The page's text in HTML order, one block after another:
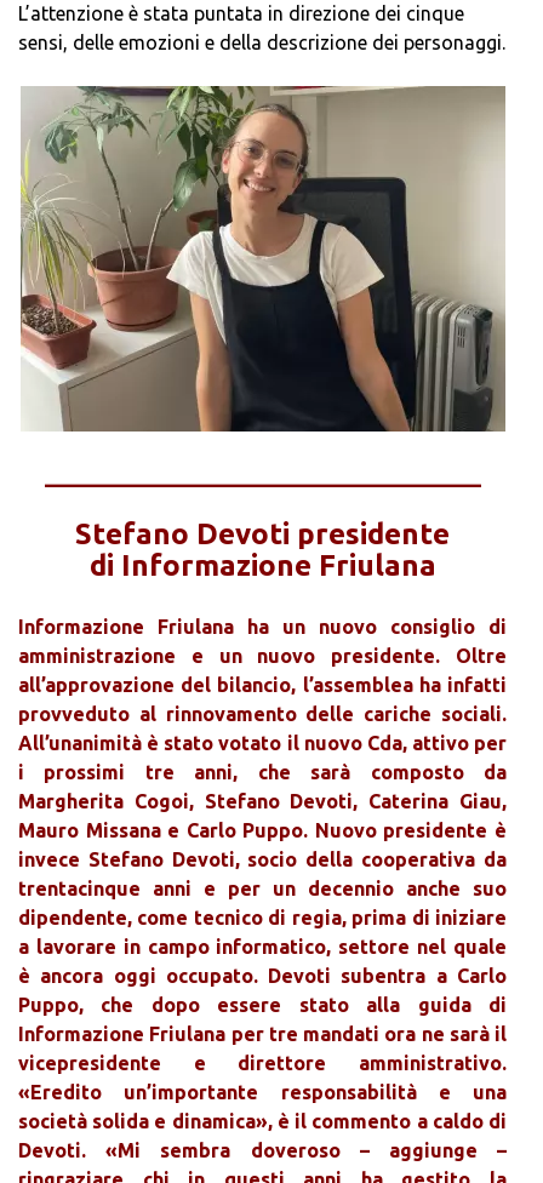
L’attenzione è stata puntata in direzione dei cinque
sensi, delle emozioni e della descrizione dei personaggi.
Stefano Devoti presidente
di Informazione Friulana
Informazione Friulana ha un nuovo consiglio di
amministrazione e un nuovo presidente. Oltre
all’approvazione del bilancio, l’assemblea ha infatti
provveduto al rinnovamento delle cariche sociali.
All’unanimità è stato votato il nuovo Cda, attivo per
i prossimi tre anni, che sarà composto da
Margherita Cogoi, Stefano Devoti, Caterina Giau,
Mauro Missana e Carlo Puppo. Nuovo presidente è
invece Stefano Devoti, socio della cooperativa da
trentacinque anni e per un decennio anche suo
dipendente, come tecnico di regia, prima di iniziare
a lavorare in campo informatico, settore nel quale
è ancora oggi occupato. Devoti subentra a Carlo
Puppo, che dopo essere stato alla guida di
Informazione Friulana per tre mandati ora ne sarà il
vicepresidente e direttore amministrativo.
«Eredito un’importante responsabilità e una
società solida e dinamica», è il commento a caldo di
Devoti. «Mi sembra doveroso – aggiunge –